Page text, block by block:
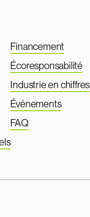
Financement
Écoresponsabilité
Industrie en chiffres
Événements
FAQ